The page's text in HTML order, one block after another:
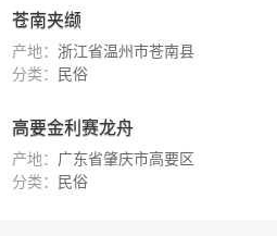
苍南夹缬
产地： 浙江省温州市苍南县
分类： 民俗
高要金利赛龙舟
产地： 广东省肇庆市高要区
分类： 民俗